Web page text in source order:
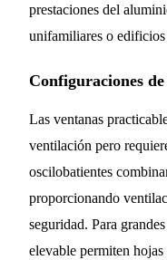
prestaciones del
unifamiliares o edificios
Configuraciones
Las ventanas
ventilación pero
oscilobatientes
proporcionando
seguridad. Para
elevable permiten